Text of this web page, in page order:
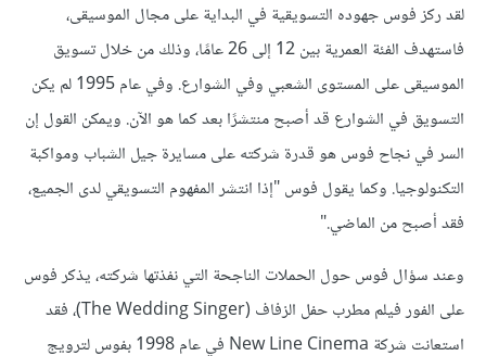
لقد ركز فوس جهوده التسويقية في البداية على مجال الموسيقى،
فاستهدف الفئة العمرية بين 12 إلى 26 عامًا، وذلك من خلال تسويق
الموسيقى على المستوى الشعبي وفي الشوارع. وفي عام 1995 لم يكن
التسويق في الشوارع قد أصبح منتشرًا بعد كما هو الآن. ويمكن القول إن
السر في نجاح فوس هو قدرة شركته على مسايرة جيل الشباب ومواكبة
التكنولوجيا. وكما يقول فوس "إذا انتشر المفهوم التسويقي لدى الجميع،
فقد أصبح من الماضي."
وعند سؤال فوس حول الحملات الناجحة التي نفذتها شركته، يذكر فوس
على الفور فيلم مطرب حفل الزفاف (The Wedding Singer)، فقد
استعانت شركة New Line Cinema في عام 1998 بفوس لترويج